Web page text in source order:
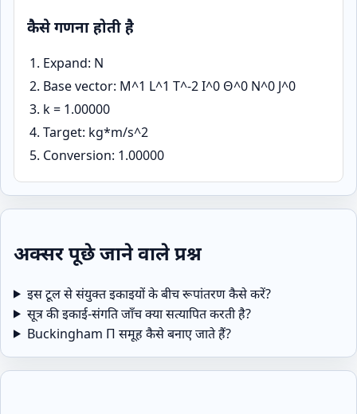
कैसे गणना होती है
Expand: N
Base vector: M^1 L^1 T^-2 I^0 Θ^0 N^0 J^0
k = 1.00000
Target: kg*m/s^2
Conversion: 1.00000
अक्सर पूछे जाने वाले प्रश्न
इस टूल से संयुक्त इकाइयों के बीच रूपांतरण कैसे करें?
सूत्र की इकाई‑संगति जाँच क्या सत्यापित करती है?
Buckingham Π समूह कैसे बनाए जाते हैं?